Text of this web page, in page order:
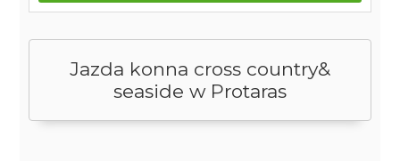
Jazda konna cross country&
seaside w Protaras